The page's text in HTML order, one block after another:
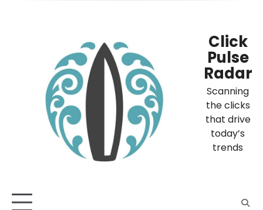
Click
Pulse
Radar
Scanning
the clicks
that drive
today’s
trends